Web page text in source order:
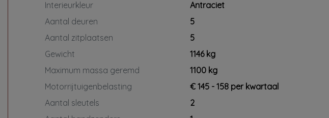
Interieurkleur
Antraciet
Aantal deuren
5
Aantal zitplaatsen
5
Gewicht
1146 kg
Maximum massa geremd
1100 kg
Motorrijtuigenbelasting
€ 145 - 158 per kwartaal
Aantal sleutels
2